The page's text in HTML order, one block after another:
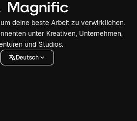
deine beste Arbeit zu verwirklichen.
unter Kreativen, Unternehmen,
und Studios.
Deutsch